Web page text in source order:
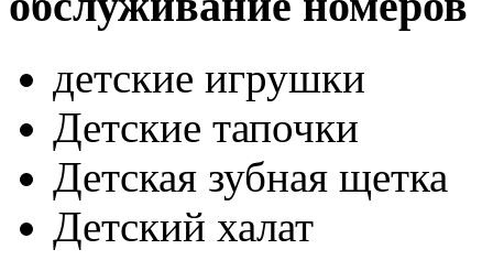
детские игрушки
Детские тапочки
Детская зубная щетка
Детский халат